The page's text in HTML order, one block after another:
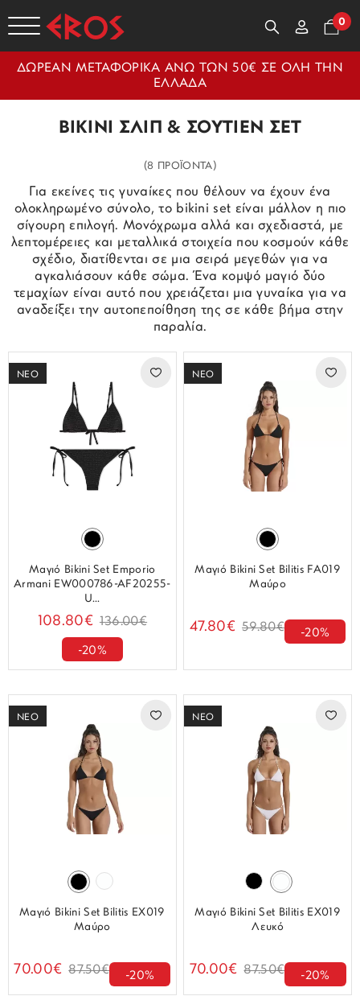
0
ΔΩΡΕΑΝ ΜΕΤΑΦΟΡΙΚΑ ΑΝΩ ΤΩΝ 50€ ΣΕ ΟΛΗ ΤΗΝ
ΕΛΛΑΔΑ
BIKINI ΣΛΙΠ & ΣΟΥΤΙΕΝ ΣΕΤ
(8 ΠΡΟΪΟΝΤΑ)
Για εκείνες τις γυναίκες που θέλουν να έχουν ένα
ολοκληρωμένο σύνολο, το bikini set είναι μάλλον η πιο
σίγουρη επιλογή. Μονόχρωμα αλλά και σχεδιαστά, με
λεπτομέρειες και μεταλλικά στοιχεία που κοσμούν κάθε
σχέδιο, διατίθενται σε μια σειρά μεγεθών για να
αγκαλιάσουν κάθε σώμα. Ένα κομψό μαγιό δύο
τεμαχίων είναι αυτό που χρειάζεται μια γυναίκα για να
αναδείξει την αυτοπεποίθηση της σε κάθε βήμα στην
παραλία.
ΝΕΟ
Μαγιό Bikini Set Emporio
Armani EW000786-AF20255-
U...
108.80€ 136.00€
-20%
ΝΕΟ
Μαγιό Bikini Set Bilitis FA019
Μαύρο
47.80€ 59.80€ -20%
ΝΕΟ
Μαγιό Bikini Set Bilitis EX019
Μαύρο
70.00€ 87.50€ -20%
ΝΕΟ
Μαγιό Bikini Set Bilitis EX019
Λευκό
70.00€ 87.50€ -20%